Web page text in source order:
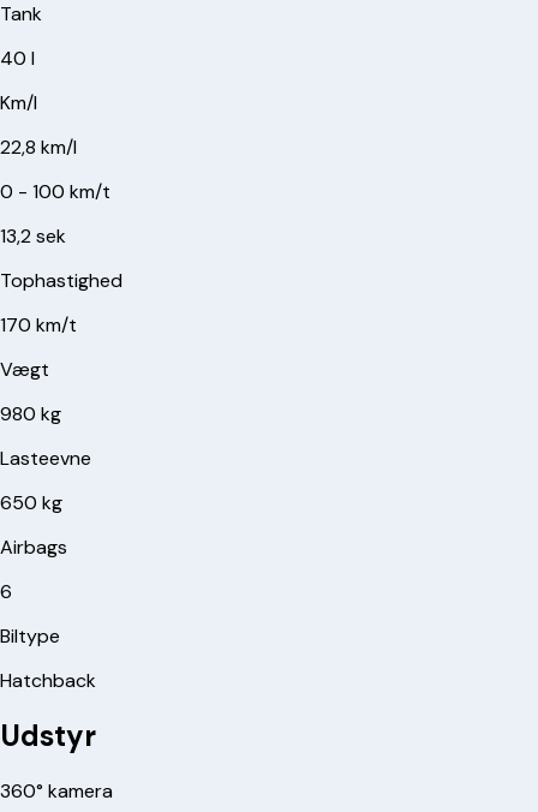
Tank
40 l
Km/l
22,8 km/l
0 - 100 km/t
13,2 sek
Tophastighed
170 km/t
Vægt
980 kg
Lasteevne
650 kg
Airbags
6
Biltype
Hatchback
Udstyr
360° kamera